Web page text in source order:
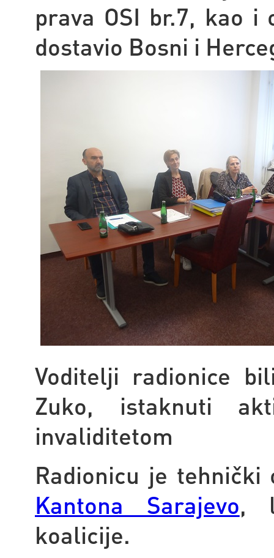
prava OSI br.7, kao
dostavio Bosni i
Voditelji radionice
Zuko, istaknuti
invaliditetom
Radionicu je
Kantona Sarajevo,
koalicije.